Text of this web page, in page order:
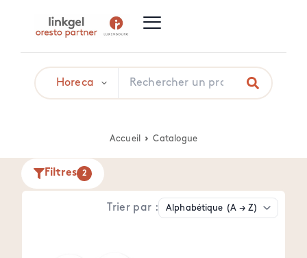
Accueil Catalogue
Filtres 2
Trier par :